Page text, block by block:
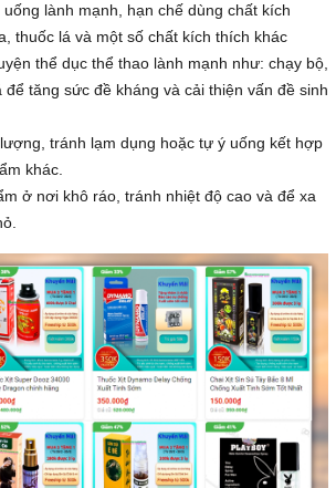
lành mạnh, hạn chế dùng chất kích
thuốc lá và một số chất kích thích khác
thể dục thể thao lành mạnh như: chạy bộ,
để tăng sức đề kháng và cải thiện vấn đề sinh
tránh lạm dụng hoặc tự ý uống kết hợp
khác.
ở nơi khô ráo, tránh nhiệt độ cao và để xa